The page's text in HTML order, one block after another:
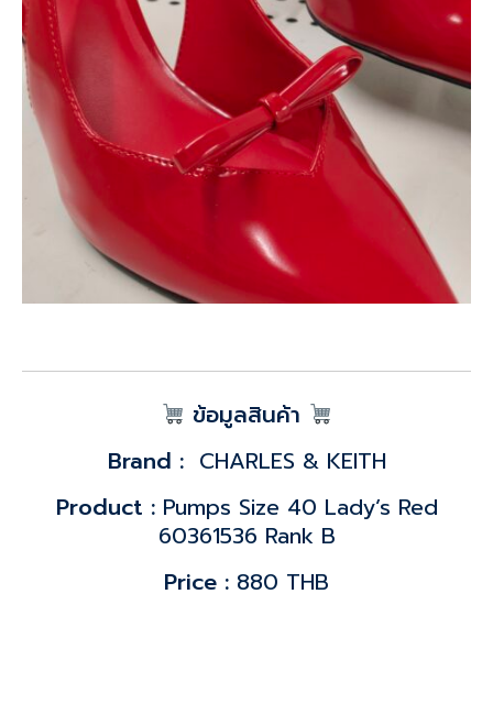
ข้อมูลสินค้า
Brand :CHARLES & KEITH
Product : Pumps Size 40 Lady’s Red
60361536 Rank B
Price : 880 THB